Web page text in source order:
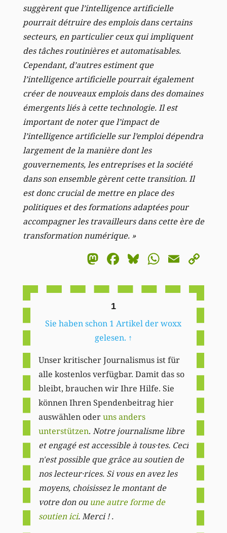
suggèrent que l’intelligence artificielle
pourrait détruire des emplois dans certains
secteurs, en particulier ceux qui impliquent
des tâches routinières et automatisables.
Cependant, d’autres estiment que
l’intelligence artificielle pourrait également
créer de nouveaux emplois dans des domaines
émergents liés à cette technologie. Il est
important de noter que l’impact de
l’intelligence artificielle sur l’emploi dépendra
largement de la manière dont les
gouvernements, les entreprises et la société
dans son ensemble gèrent cette transition. Il
est donc crucial de mettre en place des
politiques et des formations adaptées pour
accompagner les travailleurs dans cette ère de
transformation numérique. »
Mastodon
Facebook
BlueskyEmail
1
Sie haben schon 1 Artikel der woxx
gelesen. ↑
Unser kritischer Journalismus ist für
alle kostenlos verfügbar. Damit das so
bleibt, brauchen wir Ihre Hilfe. Sie
können Ihren Spendenbeitrag hier
auswählen oderuns anders
unterstützen. Notre journalisme libre
et engagé est accessible à tous·tes. Ceci
n'est possible que grâce au soutien de
nos lecteur·rices. Si vous en avez les
moyens, choisissez le montant de
votre don ou une autre forme de
soutien ici. Merci ! .